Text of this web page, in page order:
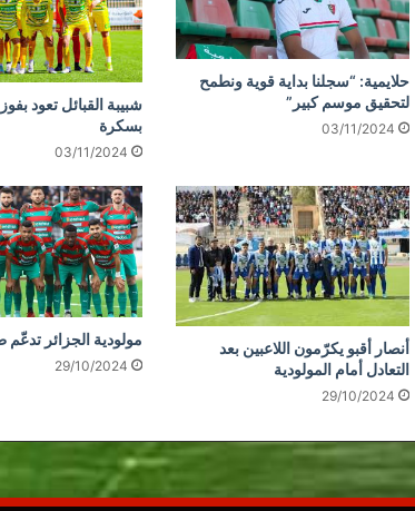
حلايمية: “سجلنا بداية قوية ونطمح
لتحقيق موسم كبير”
03/11/2024
شبيبة القبائل تعود
بسكرة
03/11/2024
أنصار أقبو يكرّمون اللاعبين بعد
التعادل أمام المولودية
29/10/2024
مولودية الجزائر تدعّم
29/10/2024